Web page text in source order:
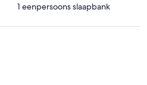
1 eenpersoons slaapbank